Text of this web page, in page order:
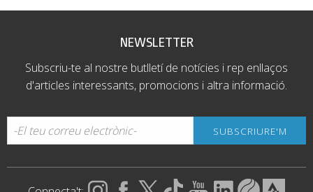
NEWSLETTER
Subscriu-te al nostre butlletí de notícies i rep enllaços
d'articles interessants, promocions i altra informació.